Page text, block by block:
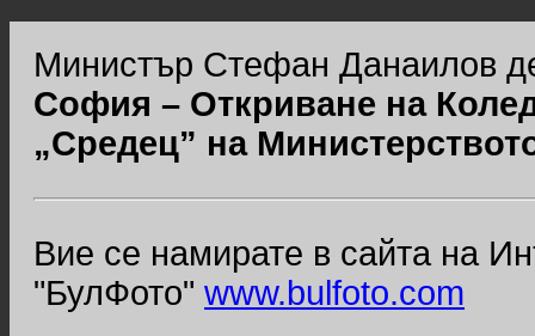
Министър Стефан Данаилов
София – Откриване на
„Средец” на
Вие се намирате в сайта на
"БулФото" www.bulfoto.com